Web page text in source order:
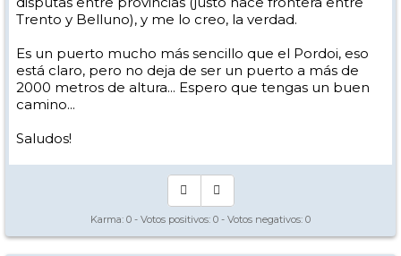
Trento y Belluno), y me lo creo, la verdad.
Es un puerto mucho más sencillo que el Pordoi, eso
está claro, pero no deja de ser un puerto a más de
2000 metros de altura... Espero que tengas un buen
camino...
Saludos!
Karma: 0 - Votos positivos: 0 - Votos negativos: 0